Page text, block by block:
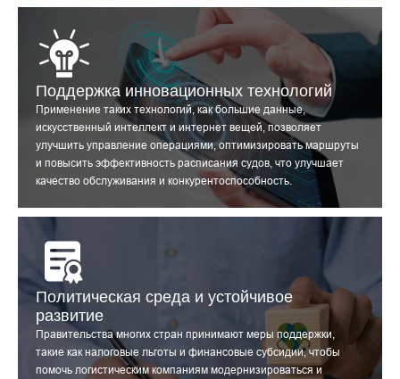
Поддержка инновационных технологий
Применение таких технологий, как большие данные,
искусственный интеллект и интернет вещей, позволяет
улучшить управление операциями, оптимизировать маршруты
и повысить эффективность расписания судов, что улучшает
качество обслуживания и конкурентоспособность.
Политическая среда и устойчивое
развитие
Правительства многих стран принимают меры поддержки,
такие как налоговые льготы и финансовые субсидии, чтобы
помочь логистическим компаниям модернизироваться и